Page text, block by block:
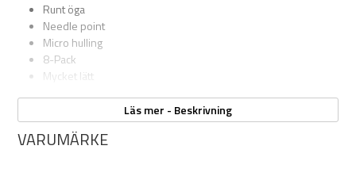
Runt öga
Needle point
Micro hulling
8-Pack
Mycket lätt
Läs mer - Beskrivning
VARUMÄRKE